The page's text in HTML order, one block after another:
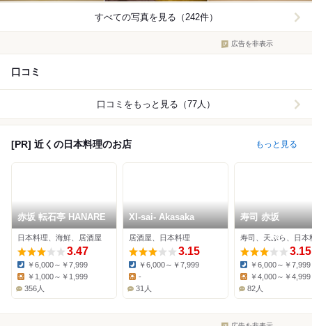
すべての写真を見る（242件）
広告を非表示
口コミ
口コミをもっと見る（77人）
[PR] 近くの日本料理のお店 もっと見る
赤坂 転石亭 HANARE
日本料理、海鮮、居酒屋
3.47
Dinner:
￥6,000～￥7,999
￥1,000～￥1,999
356人
XI-sai- Akasaka
居酒屋、日本料理
3.15
Dinner:
￥6,000～￥7,999
Lunch:
-
31人
寿司 赤坂
寿司、天ぷら、日本
3.15
Dinner:
￥6,000～￥7,999
Lunch:
￥4,000～￥4,999
82人